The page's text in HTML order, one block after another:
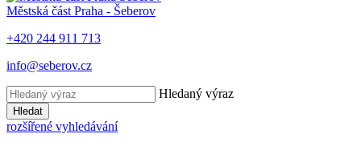
Městská část Praha - Šeberov
+420 244 911 713
info@seberov.cz
Hledaný výraz
Hledat
rozšířené vyhledávání